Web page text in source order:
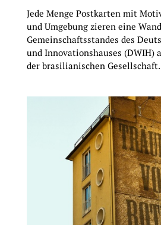
Jede Menge Postkarten mit
und Umgebung zieren eine
Gemeinschaftsstandes des
und Innovationshauses (DWIH)
der brasilianischen